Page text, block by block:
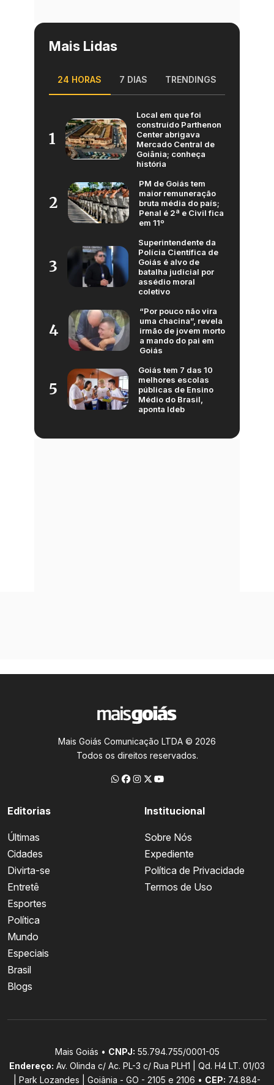
Mais Lidas
24 HORAS 7 DIAS TRENDINGS
1
Local em que foi
construído Parthenon
Center abrigava
Mercado Central de
Goiânia; conheça
história
2
PM de Goiás tem
maior remuneração
bruta média do país;
Penal é 2ª e Civil fica
em 11º
3
Superintendente da
Polícia Científica de
Goiás é alvo de
batalha judicial por
assédio moral
coletivo
4
“Por pouco não vira
uma chacina”, revela
irmão de jovem morto
a mando do pai em
Goiás
5
Goiás tem 7 das 10
melhores escolas
públicas de Ensino
Médio do Brasil,
aponta Ideb
Mais Goiás Comunicação LTDA © 2026
Todos os direitos reservados.
Editorias
Últimas
Cidades
Divirta-se
Entretê
Esportes
Política
Mundo
Especiais
Brasil
Blogs
Institucional
Sobre Nós
Expediente
Política de Privacidade
Termos de Uso
Mais Goiás • CNPJ: 55.794.755/0001-05
Endereço: Av. Olinda c/ Ac. PL-3 c/ Rua PLH1 | Qd. H4 LT. 01/03
| Park Lozandes | Goiânia - GO - 2105 e 2106 • CEP: 74.884-